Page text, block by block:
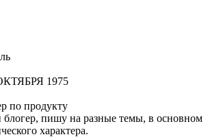
1975
по продукту
пишу на разные темы, в основном
характера.